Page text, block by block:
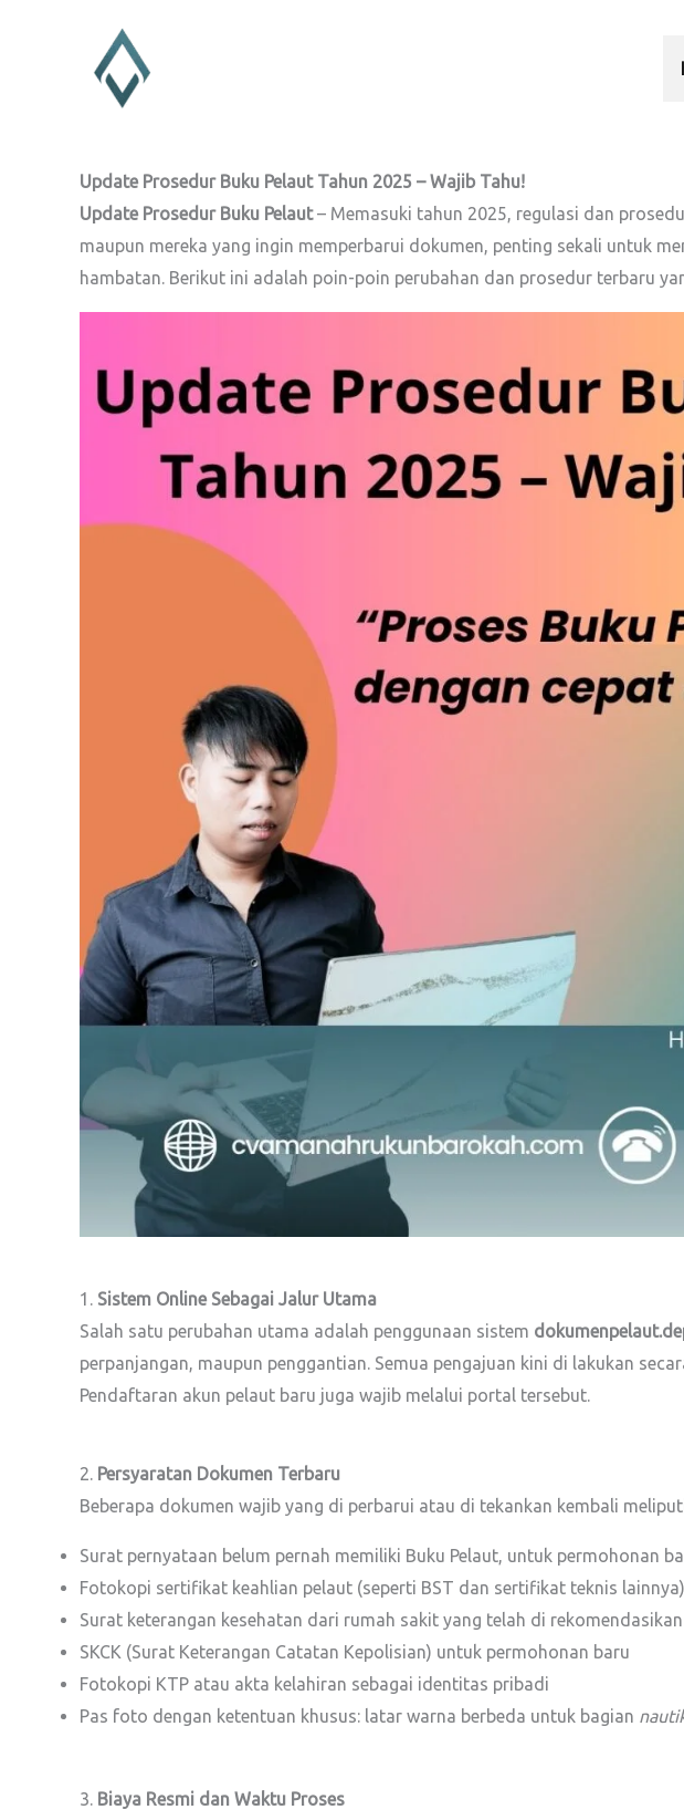
Update Prosedur Buku Pelaut Tahun 2025 – Wajib Tahu!
Update Prosedur Buku Pelaut– Memasuki tahun 2025, regulasi dan
maupun mereka yang ingin memperbarui dokumen, penting sekali untuk
hambatan. Berikut ini adalah poin-poin perubahan dan prosedur terbaru
1. Sistem Online Sebagai Jalur Utama
Salah satu perubahan utama adalah penggunaan sistem
perpanjangan, maupun penggantian. Semua pengajuan kini di lakukan
Pendaftaran akun pelaut baru juga wajib melalui portal tersebut.
2. Persyaratan Dokumen Terbaru
Beberapa dokumen wajib yang di perbarui atau di tekankan kembali
Surat pernyataan belum pernah memiliki Buku Pelaut, untuk permohonan
Fotokopi sertifikat keahlian pelaut (seperti BST dan sertifikat teknis lainnya)
Surat keterangan kesehatan dari rumah sakit yang telah di
SKCK (Surat Keterangan Catatan Kepolisian) untuk permohonan baru
Fotokopi KTP atau akta kelahiran sebagai identitas pribadi
Pas foto dengan ketentuan khusus: latar warna berbeda untuk bagian
3. Biaya Resmi dan Waktu Proses